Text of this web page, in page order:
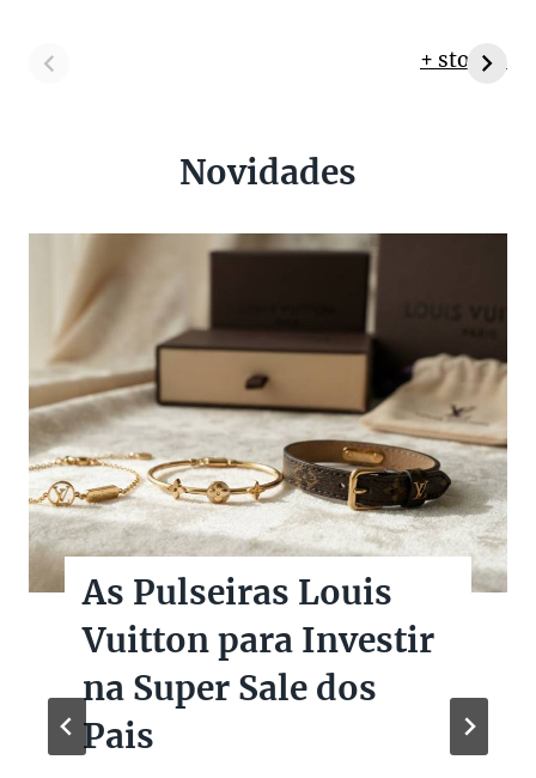
+ stories
Novidades
As Pulseiras Louis
Vuitton para Investir
na Super Sale dos
Pais